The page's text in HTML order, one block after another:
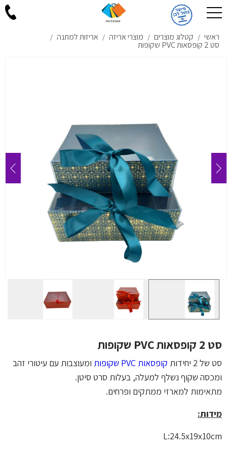
ראשי / קטלוג מוצרים / מוצרי אריזה / אריזות למתנה /
סט 2 קופסאות PVC שקופות
סט 2 קופסאות PVC שקופות
סט של 2 יחידות קופסאות PVC שקופות
ומעוצבות עם עיטורי זהב
ומכסה שקוף נשלף למעלה, בעלות סרט סיטן.
מתאימות למארזי ממתקים ופרחים.
מידות:
L:24.5x19x10cm